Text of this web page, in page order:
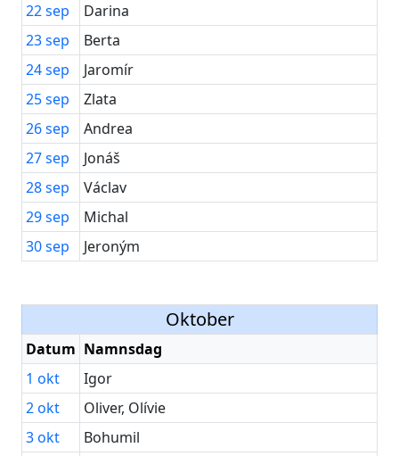
22sep
Darina
23sep
Berta
24sep
Jaromír
25sep
Zlata
26sep
Andrea
27sep
Jonáš
28sep
Václav
29sep
Michal
30sep Jeroným
Oktober
Datum Namnsdag
1 okt
Igor
2okt
Oliver, Olívie
3okt Bohumil